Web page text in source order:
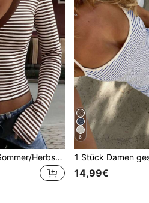
GLAMSKIN Damen Sommer/Herbst Basic gestreiftes Kontrastsaum V-Ausschnitt Langarm Top, Schulanfang/Ausflug/Streetwear Lässig
6
14,99€